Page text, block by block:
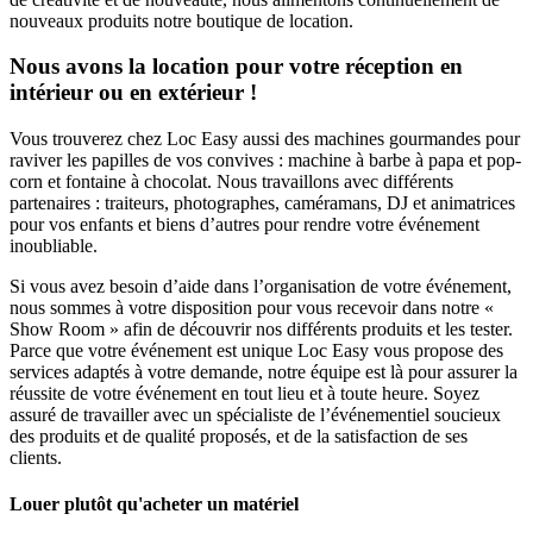
nouveaux produits notre boutique de location.
Nous avons la location pour votre réception en
intérieur ou en extérieur !
Vous trouverez chez Loc Easy aussi des machines gourmandes pour
raviver les papilles de vos convives : machine à barbe à papa et pop-
corn et fontaine à chocolat. Nous travaillons avec différents
partenaires : traiteurs, photographes, caméramans, DJ et animatrices
pour vos enfants et biens d’autres pour rendre votre événement
inoubliable.
Si vous avez besoin d’aide dans l’organisation de votre événement,
nous sommes à votre disposition pour vous recevoir dans notre «
Show Room » afin de découvrir nos différents produits et les tester.
Parce que votre événement est unique Loc Easy vous propose des
services adaptés à votre demande, notre équipe est là pour assurer la
réussite de votre événement en tout lieu et à toute heure. Soyez
assuré de travailler avec un spécialiste de l’événementiel soucieux
des produits et de qualité proposés, et de la satisfaction de ses
clients.
Louer plutôt qu'acheter un matériel